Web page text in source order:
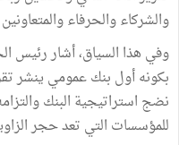
والشركاء والحرفاء
بكونه أول بنك عمومي ينشر
نضج استراتيجية البنك
للمؤسسات التي تعد حجر